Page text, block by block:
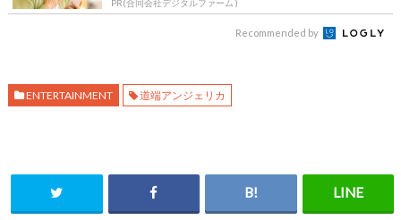
PR(合同会社デジタルファーム )
Recommended by
ENTERTAINMENT 道端アンジェリカ